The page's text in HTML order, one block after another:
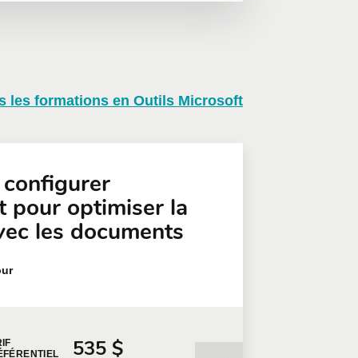
les formations en Outils Microsoft
pour optimiser la
les documents
535 $